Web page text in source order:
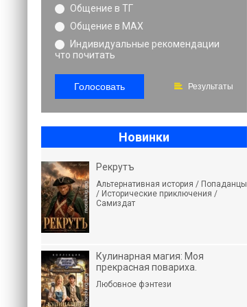
Общение в ТГ
Общение в MAX
Индивидуальные рекомендации
что почитать
Голосовать Результаты
Новинки
Рекрутъ
Альтернативная история / Попаданцы
/ Исторические приключения /
Самиздат
Кулинарная магия: Моя
прекрасная повариха.
Любовное фэнтези